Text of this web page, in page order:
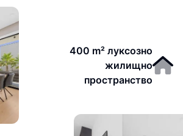
400 m² луксозно
жилищно
пространство